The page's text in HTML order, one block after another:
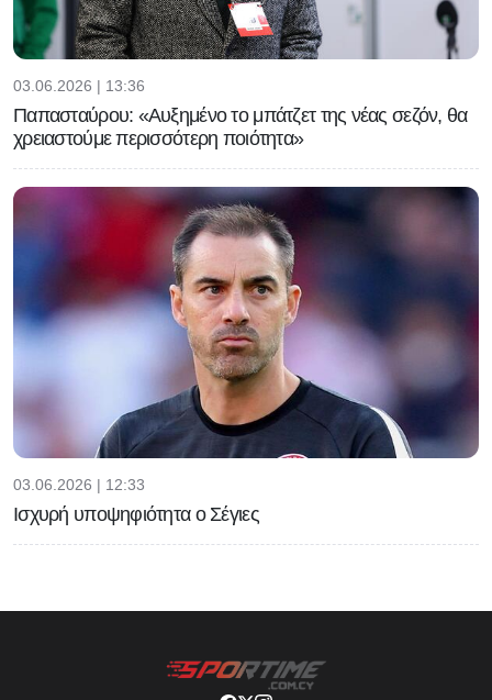
03.06.2026 | 13:36
Παπασταύρου: «Αυξημένο το μπάτζετ της νέας σεζόν, θα
χρειαστούμε περισσότερη ποιότητα»
03.06.2026 | 12:33
Ισχυρή υποψηφιότητα ο Σέγιες